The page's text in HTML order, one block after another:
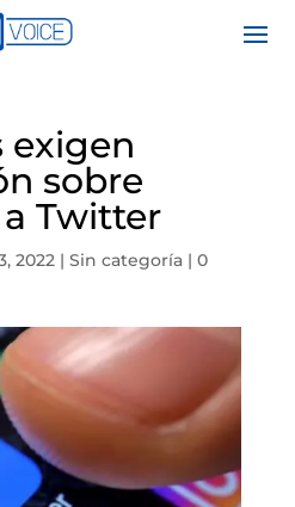
exigen
sobre
Twitter
2022| Sin categoría| 0